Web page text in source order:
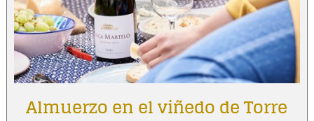
Almuerzo en el viñedo de Torre